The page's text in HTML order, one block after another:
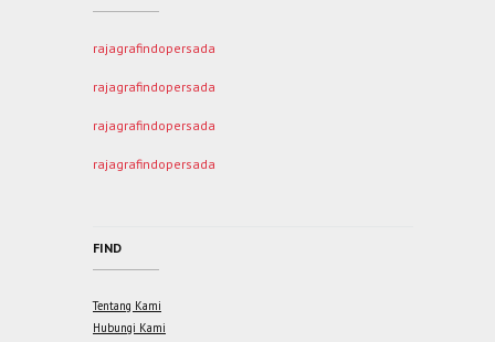
rajagrafindopersada
rajagrafindopersada
rajagrafindopersada
rajagrafindopersada
FIND
Tentang Kami
Hubungi Kami